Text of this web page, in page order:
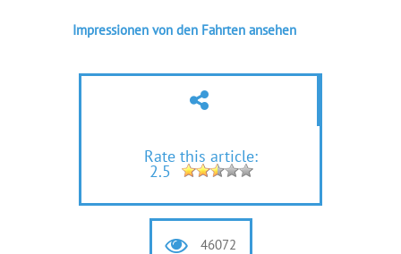
Impressionen von den Fahrten ansehen
Rate this article:
2.5
46072